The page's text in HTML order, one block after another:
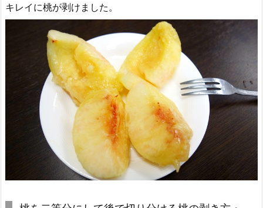
キレイに桃が剥けました。